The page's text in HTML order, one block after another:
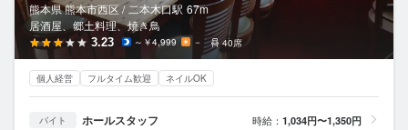
熊本県 熊本市西区 / 二本木口駅 67m
居酒屋、郷土料理、焼き鳥
3.23 ～￥4,999 － 40席
個人経営 フルタイム歓迎 ネイルOK
バイト ホールスタッフ 時給： 1,034円〜1,350円